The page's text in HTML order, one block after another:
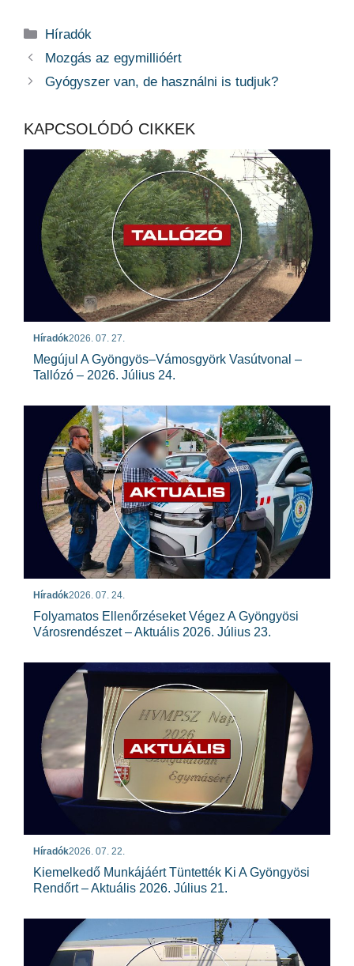
Kategória
Híradók
Mozgás az egymillióért
Gyógyszer van, de használni is tudjuk?
KAPCSOLÓDÓ CIKKEK
Híradók2026. 07. 27.
Megújul A Gyöngyös–Vámosgyörk Vasútvonal –
Tallózó – 2026. Július 24.
Híradók2026. 07. 24.
Folyamatos Ellenőrzéseket Végez A Gyöngyösi
Városrendészet – Aktuális 2026. Július 23.
Híradók2026. 07. 22.
Kiemelkedő Munkájáért Tüntették Ki A Gyöngyösi
Rendőrt – Aktuális 2026. Július 21.